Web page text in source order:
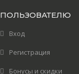
ПОЛЬЗОВАТЕЛЮ
Вход
Регистрация
Бонусы и скидки